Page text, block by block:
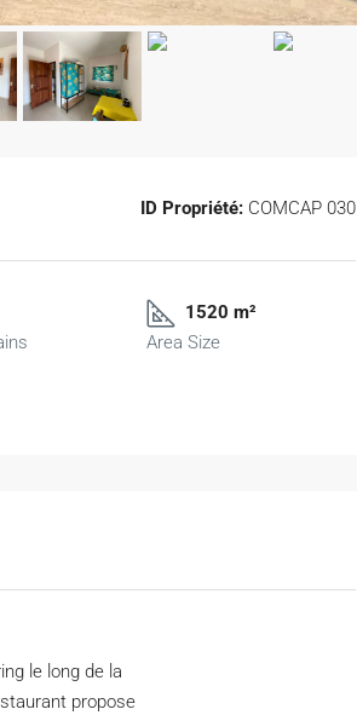
ID Propriété: COMCAP 030
1520 m²
Area Size
le long de la
propose